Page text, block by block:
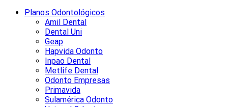
Planos Odontológicos
Amil Dental
Dental Uni
Geap
Hapvida Odonto
Inpao Dental
Metlife Dental
Odonto Empresas
Primavida
Sulamérica Odonto